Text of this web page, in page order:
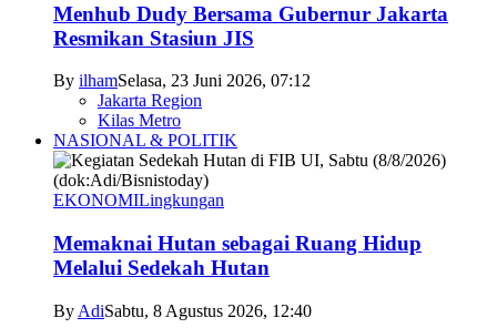
Menhub Dudy Bersama Gubernur Jakarta
Resmikan Stasiun JIS
By ilhamSelasa, 23 Juni 2026, 07:12
Jakarta Region
Kilas Metro
NASIONAL & POLITIK
EKONOMILingkungan
Memaknai Hutan sebagai Ruang Hidup
Melalui Sedekah Hutan
By AdiSabtu, 8 Agustus 2026, 12:40